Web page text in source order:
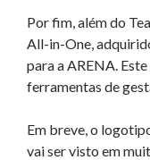
Por fim, além do
All-in-One,
para a ARENA.
ferramentas de
Em breve, o
vai ser visto em